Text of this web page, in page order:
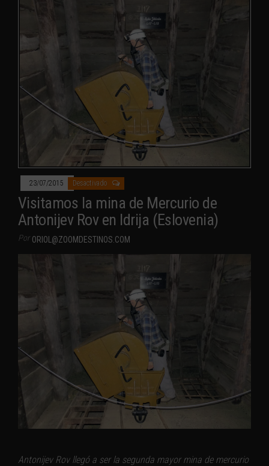
23/07/2015 Desactivado
Visitamos la mina de Mercurio de
Antonijev Rov en Idrija (Eslovenia)
Por ORIOL@ZOOMDESTINOS.COM
Antonijev Rov llegó a ser la segunda mayor mina de mercurio